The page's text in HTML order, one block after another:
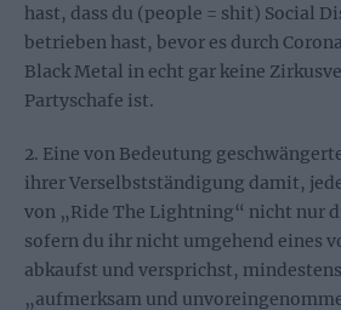
hast, dass du (people = shit) Social
betrieben hast, bevor es durch
Black Metal in echt gar keine
Partyschafe ist.
2. Eine von Bedeutung
ihrer Verselbstständigung damit,
von „Ride The Lightning“ nicht nur
sofern du ihr nicht umgehend eines
abkaufst und versprichst,
„aufmerksam und